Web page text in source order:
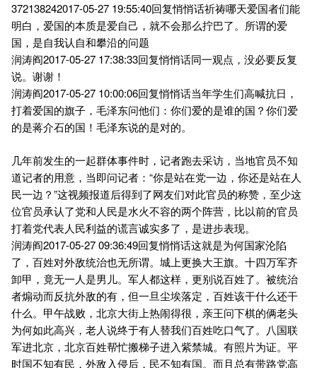
372138242017-05-27 19:55:40回复悄悄话祈祷哪天爱国者们能
明白，爱国的本质是爱自己，就不会那么拧巴了。所谓的爱
国，是自我认自和攀沿的问题
润涛阎2017-05-27 17:38:33回复悄悄话同一观点，没必要反复
说。谢谢！
润涛阎2017-05-27 10:00:06回复悄悄话当年学生们高喊抗日，
打着爱国的旗子，毛泽东问他们：你们爱的是谁的国？你们爱
的是蒋介石的国！毛泽东说的是对的。
几年前发生的一起群体事件时，记者跑去采访，当地官员不知
道记者的用意，当即问记者：“你是站在党一边，你还是站在人
民一边？”这视频报道后得到了网友们对此官员的称赞，至少这
位官员承认了党和人民是水火不容的两个阵营，比以前的官员
打着党代表人民利益的谎言诚实多了，是进步表现。
润涛阎2017-05-27 09:36:49回复悄悄话这就是为何国家沦陷
了，百姓对外敌统治也无所谓。城上更换大王旗。十四万军齐
卸甲，竟无一人是男儿。军人都这样，更别说百姓了。被统治
者煽动而反抗外敌的有，但一旦尘埃落定，百姓该干什么还干
什么。甲午战败，北京大街上热闹得很，亲王问下棋的俩老头
为何如此高兴，老人说终于有人替我们百姓吃口气了。八国联
军进北京，北京百姓帮忙搬梯子进入紫禁城。有照片为证。平
时国不知有民，外敌入侵后，民不知有国。而且总有带路党高